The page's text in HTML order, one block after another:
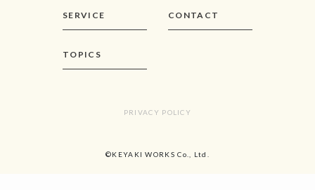
SERVICE
TOPICS
CONTACT
PRIVACY POLICY
©KEYAKI WORKS Co., Ltd.